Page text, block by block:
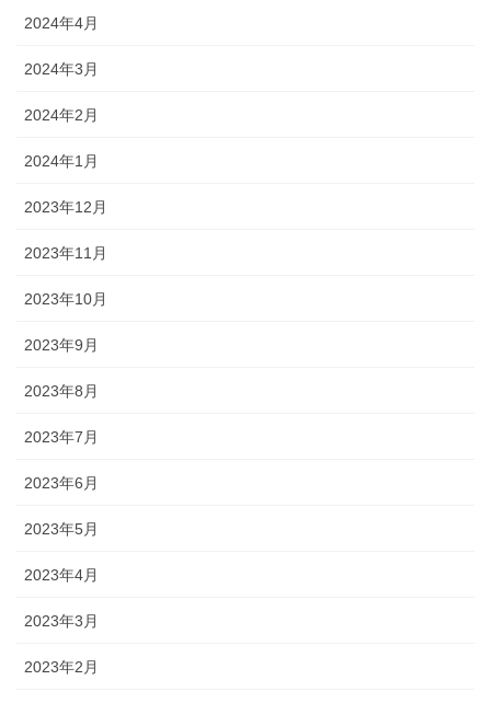
2024年4月
2024年3月
2024年2月
2024年1月
2023年12月
2023年11月
2023年10月
2023年9月
2023年8月
2023年7月
2023年6月
2023年5月
2023年4月
2023年3月
2023年2月